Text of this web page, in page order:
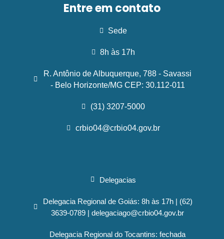
Entre em contato
Sede
8h às 17h
R. Antônio de Albuquerque, 788 - Savassi
- Belo Horizonte/MG CEP: 30.112-011
(31) 3207-5000
crbio04@crbio04.gov.br
Delegacias
Delegacia Regional de Goiás: 8h às 17h | (62)
3639-0789 | delegaciago@crbio04.gov.br
Delegacia Regional do Tocantins: fechada